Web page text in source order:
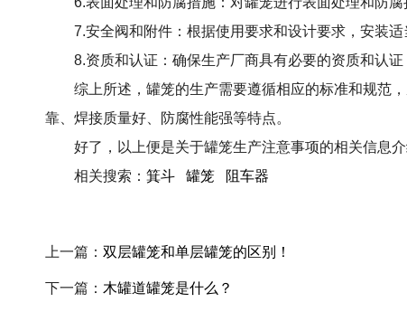
7.安全阀和附件：根据使用要求和设计要求，安装适
8.资质和认证：确保生产厂商具有必要的资质和认证
综上所述，罐笼的生产需要遵循相应的标准和规范，
靠、焊接质量好、防腐性能强等特点。
好了，以上便是关于罐笼生产注意事项的相关信息介
相关搜索： 箕斗 罐笼 阻车器
上一篇： 双层罐笼和单层罐笼的区别！
下一篇： 木罐道罐笼是什么？